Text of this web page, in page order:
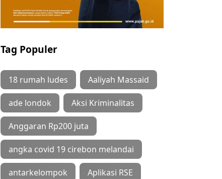
Tag Populer
18 rumah ludes Aaliyah Massaid
ade londok Aksi Kriminalitas
Anggaran Rp200 juta
angka covid 19 cirebon melandai
antarkelompok Aplikasi RSE